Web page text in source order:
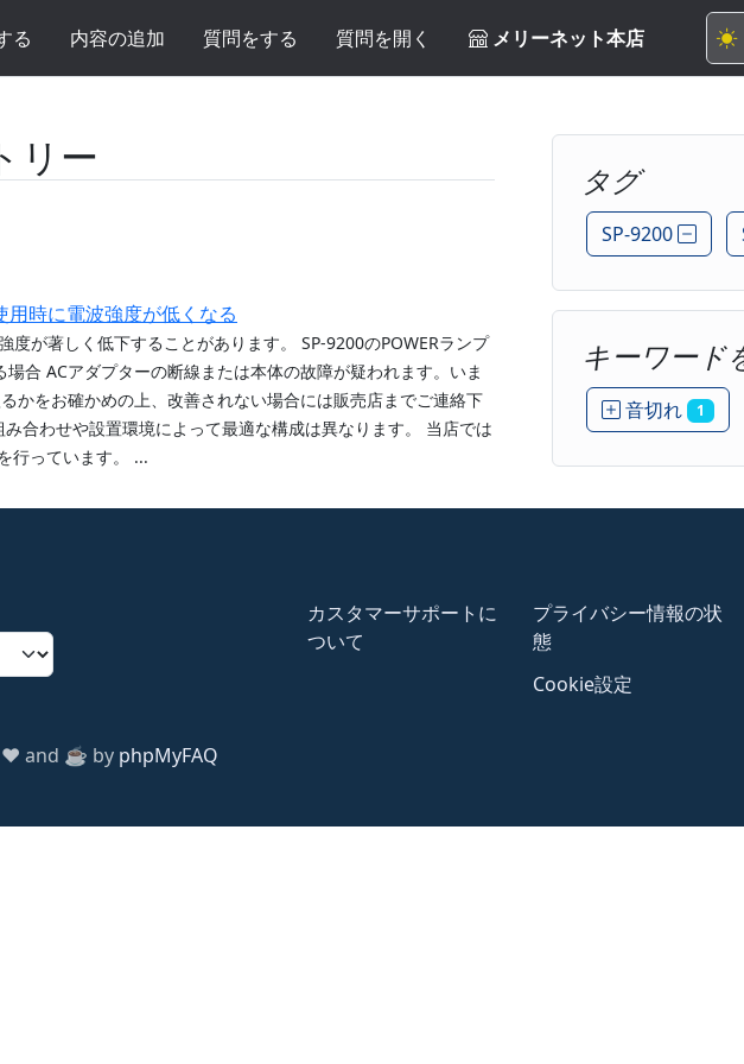
る 内容の追加 質問をする 質問を開く メリーネット本店
リー
用時に電波強度が低くなる
度が著しく低下することがあります。 SP-9200のPOWERランプ
合 ACアダプターの断線または本体の故障が疑われます。いま
かをお確かめの上、改善されない場合には販売店までご連絡下
合わせや設置環境によって最適な構成は異なります。 当店では
行っています。 ...
タグ
SP-9200
キーワード
音切れ 1
カスタマーサポートに
ついて
プライバシー情報の状
態
Cookie設定
❤️ and ☕️ by phpMyFAQ